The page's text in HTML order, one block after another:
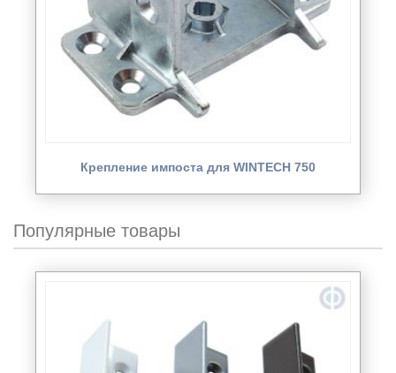
Крепление импоста для WINTECH 750
Популярные товары